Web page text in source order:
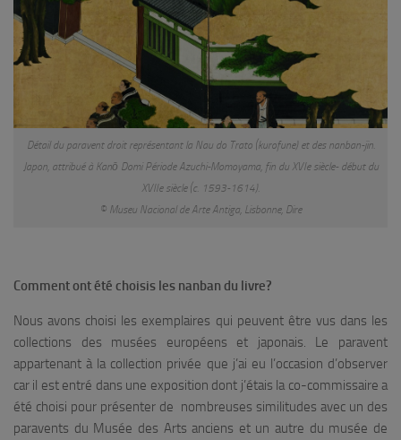
Détail du paravent droit représentant la Nau do Trato (kurofune) et des nanban-jin.
Japon, attribué à Kanō Domi Période Azuchi-Momoyama, fin du XVIe siècle- début du
XVIIe siècle (c. 1593-1614).
© Museu Nacional de Arte Antiga, Lisbonne, Dire
Comment ont été choisis les nanban du livre?
Nous avons choisi les exemplaires qui peuvent être vus dans les
collections des musées européens et japonais. Le paravent
appartenant à la collection privée que j’ai eu l’occasion d’observer
car il est entré dans une exposition dont j’étais la co-commissaire a
été choisi pour présenter de nombreuses similitudes avec un des
paravents du Musée des Arts anciens et un autre du musée de